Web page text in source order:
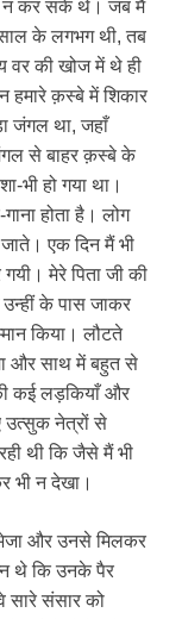
न कर सके थे। जब मैं
साल के लगभग थी, तब
वर की खोज में थे ही
हमारे क़स्बे में शिकार
जंगल था, जहाँ
से बाहर क़स्बे के
भी हो गया था।
होता है। लोग
एक दिन मैं भी
मेरे पिता जी की
उन्हीं के पास जाकर
किया। लौटते
और साथ में बहुत से
कई लड़कियाँ और
उत्सुक नेत्रों से
थी कि जैसे मैं भी
भी न देखा।
भेजा और उनसे मिलकर
थे कि उनके पैर
सारे संसार को